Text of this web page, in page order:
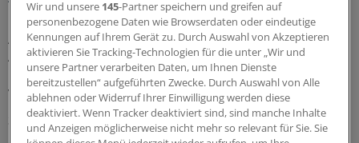
Der Bundesgerichtshof verschärft Anforderungen an
Ärztesiegel: Focus-Auszeichnungen müssten
Aussagekraft und Grenzen des Rankings klar erkennen
lassen. Ein OLG muss nun erneut prüfen, ob Irreführung
vorliegt.
30.07.2026
Wir und unsere 145-Partner speichern und greifen auf
personenbezogene Daten wie Browserdaten oder eindeutige
Kennungen auf Ihrem Gerät zu. Durch Auswahl von Akzeptieren
aktivieren Sie Tracking-Technologien für die unter „Wir und
unsere Partner verarbeiten Daten, um Ihnen Dienste
bereitzustellen“ aufgeführten Zwecke. Durch Auswahl von Alle
ablehnen oder Widerruf Ihrer Einwilligung werden diese
deaktiviert. Wenn Tracker deaktiviert sind, sind manche Inhalte
und Anzeigen möglicherweise nicht mehr so relevant für Sie. Sie